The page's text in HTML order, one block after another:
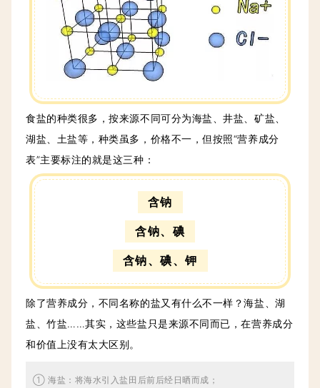
食盐的种类很多，按来源不同可分为海盐、井盐、矿盐、
湖盐、土盐等，种类虽多，价格不一，但按照“营养成分
表”主要标注的就是这三种：
含钠
含钠、碘
含钠、碘、钾
除了营养成分，不同名称的盐又有什么不一样？海盐、湖
盐、竹盐……其实，这些盐只是来源不同而已，在营养成分
和价值上没有太大区别。
① 海盐：将海水引入盐田后前后经日晒而成；